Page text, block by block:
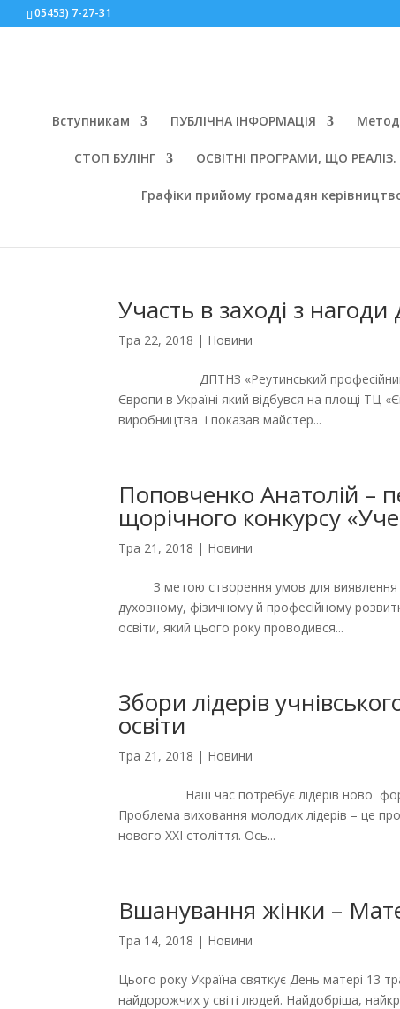
05453) 7-27-31
Вступникам ПУБЛІЧНА ІНФОРМАЦІЯ
СТОП БУЛІНГ ОСВІТНІ ПРОГРАМИ, ЩО РЕАЛІЗ.
Графіки прийому громадян
Участь в заході з
Тра 22, 2018 | Новини
ДПТНЗ «Реутинський професійний
Європи в Україні який відбувся на площі ТЦ
виробництва і показав майстер...
Поповченко Анатолій –
щорічного конкурсу
Тра 21, 2018 | Новини
З метою створення умов для виявлення
духовному, фізичному й професійному
освіти, який цього року проводився...
Збори лідерів
освіти
Тра 21, 2018 | Новини
Наш час потребує лідерів нової
Проблема виховання молодих лідерів – це
нового ХХІ століття. Ось...
Вшанування жінки –
Тра 14, 2018 | Новини
Цього року Україна святкує День матері 13
найдорожчих у світі людей. Найдобріша,